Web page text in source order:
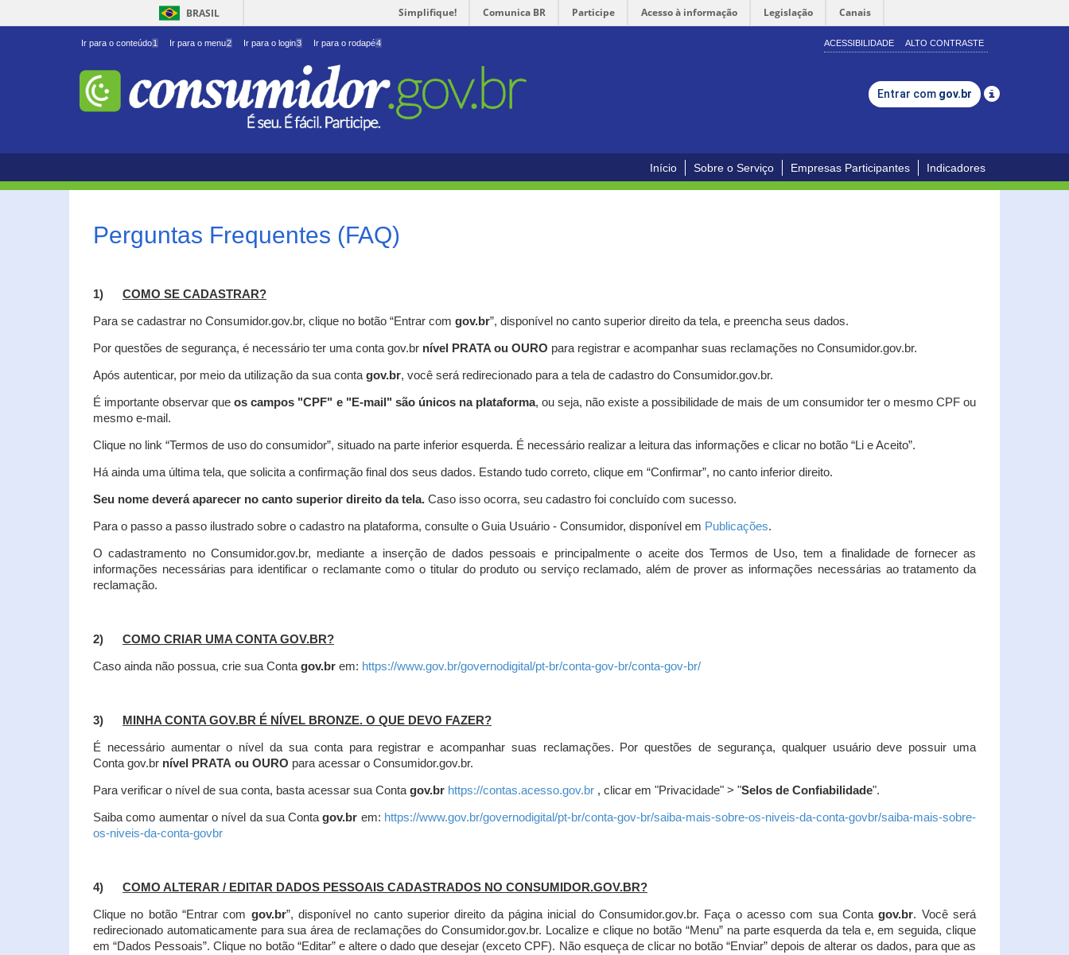
BRASIL Simplifique! Comunica BR Participe Acesso à informação Legislação Canais
Ir para o conteúdo1 Ir para o menu2 Ir para o login3 Ir para o rodapé4 ACESSIBILIDADE ALTO CONTRASTE
Entrar com gov.br
Início Sobre o Serviço Empresas Participantes Indicadores
Perguntas Frequentes (FAQ)
1) COMO SE CADASTRAR?
Para se cadastrar no Consumidor.gov.br, clique no botão “Entrar com gov.br”, disponível no canto superior direito da tela, e preencha seus dados.
Por questões de segurança, é necessário ter uma conta gov.br nível PRATA ou OURO para registrar e acompanhar suas reclamações no Consumidor.gov.br.
Após autenticar, por meio da utilização da sua conta gov.br, você será redirecionado para a tela de cadastro do Consumidor.gov.br.
É importante observar queos campos "CPF" e "E-mail" são únicos na plataforma, ou seja, não existe a possibilidade de mais de um consumidor ter o mesmo CPF ou
mesmo e-mail.
Clique no link “Termos de uso do consumidor”, situado na parte inferior esquerda. É necessário realizar a leitura das informações e clicar no botão “Li e Aceito”.
Há ainda uma última tela, que solicita a confirmação final dos seus dados. Estando tudo correto, clique em “Confirmar”, no canto inferior direito.
Seu nome deverá aparecer no canto superior direito da tela. Caso isso ocorra, seu cadastro foi concluído com sucesso.
Para o passo a passo ilustrado sobre o cadastro na plataforma, consulte o Guia Usuário - Consumidor, disponível em Publicações.
O cadastramento no Consumidor.gov.br, mediante a inserção de dados pessoais e principalmente o aceite dos Termos de Uso, tem a finalidade de fornecer as
informações necessárias para identificar o reclamante como o titular do produto ou serviço reclamado, além de prover as informações necessárias ao tratamento da
reclamação.
2) COMO CRIAR UMA CONTA GOV.BR?
Caso ainda não possua, crie sua Conta gov.br em: https://www.gov.br/governodigital/pt-br/conta-gov-br/conta-gov-br/
3) MINHA CONTA GOV.BR É NÍVEL BRONZE. O QUE DEVO FAZER?
É necessário aumentar o nível da sua conta para registrar e acompanhar suas reclamações. Por questões de segurança, qualquer usuário deve possuir uma
Conta gov.br nível PRATA ou OURO para acessar o Consumidor.gov.br.
Para verificar o nível de sua conta, basta acessar sua Conta gov.br https://contas.acesso.gov.br , clicar em "Privacidade" > "Selos de Confiabilidade".
Saiba como aumentar o nível da sua Contagov.br em: https://www.gov.br/governodigital/pt-br/conta-gov-br/saiba-mais-sobre-os-niveis-da-conta-govbr/saiba-mais-sobre-
os-niveis-da-conta-govbr
4) COMO ALTERAR / EDITAR DADOS PESSOAIS CADASTRADOS NO CONSUMIDOR.GOV.BR?
Clique no botão “Entrar com gov.br”, disponível no canto superior direito da página inicial do Consumidor.gov.br. Faça o acesso com sua Contagov.br. Você será
redirecionado automaticamente para sua área de reclamações do Consumidor.gov.br. Localize e clique no botão “Menu” na parte esquerda da tela e, em seguida, clique
em “Dados Pessoais”.Clique no botão “Editar” e altere o dado que desejar (exceto CPF). Não esqueça de clicar no botão “Enviar” depois de alterar os dados, para que as